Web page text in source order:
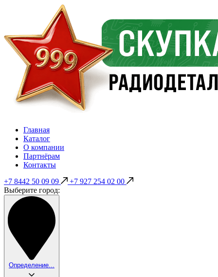
Главная
Каталог
О компании
Партнёрам
Контакты
+7 8442 50 09 09
+7 927 254 02 00
Выберите город:
Определение...